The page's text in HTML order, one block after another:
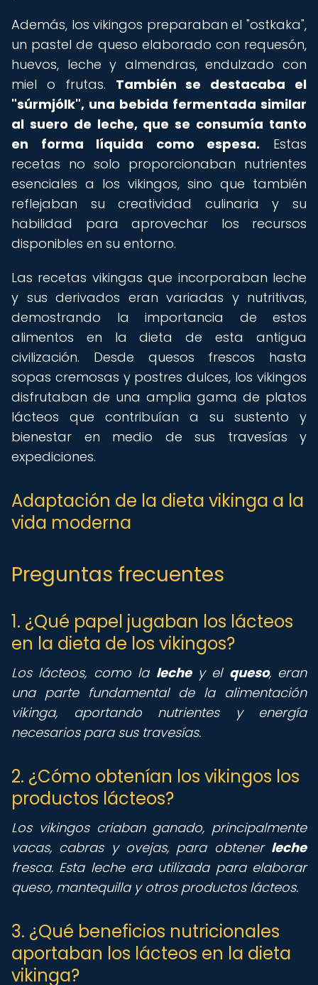
Además, los vikingos preparaban el "ostkaka",
un pastel de queso elaborado con requesón,
huevos, leche y almendras, endulzado con
miel o frutas. También se destacaba el
"súrmjólk", una bebida fermentada similar
al suero de leche, que se consumía tanto
en forma líquida como espesa. Estas
recetas no solo proporcionaban nutrientes
esenciales a los vikingos, sino que también
reflejaban su creatividad culinaria y su
habilidad para aprovechar los recursos
disponibles en su entorno.
Las recetas vikingas que incorporaban leche
y sus derivados eran variadas y nutritivas,
demostrando la importancia de estos
alimentos en la dieta de esta antigua
civilización. Desde quesos frescos hasta
sopas cremosas y postres dulces, los vikingos
disfrutaban de una amplia gama de platos
lácteos que contribuían a su sustento y
bienestar en medio de sus travesías y
expediciones.
Adaptación de la dieta vikinga a la
vida moderna
Preguntas frecuentes
1. ¿Qué papel jugaban los lácteos
en la dieta de los vikingos?
Los lácteos, como la lechey el queso, eran
una parte fundamental de la alimentación
vikinga, aportando nutrientes y energía
necesarios para sus travesías.
2. ¿Cómo obtenían los vikingos los
productos lácteos?
Los vikingos criaban ganado, principalmente
vacas, cabras y ovejas, para obtener leche
fresca. Esta leche era utilizada para elaborar
queso, mantequilla y otros productos lácteos.
3. ¿Qué beneficios nutricionales
aportaban los lácteos en la dieta
vikinga?